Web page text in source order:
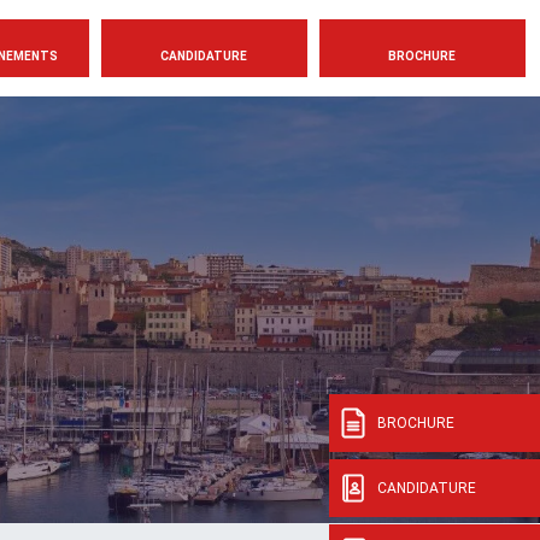
CANDIDATURE BROCHURE
BROCHURE
CANDIDATURE